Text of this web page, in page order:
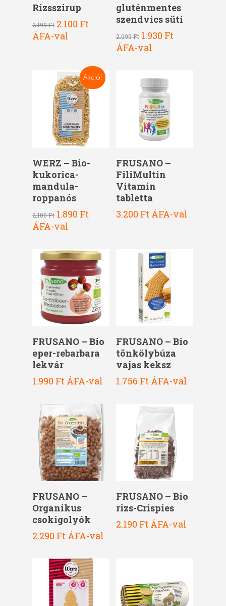
Rizsszirup
2.199Ft Original
price
2.100 FtCurrent
ÁFA-val
gluténmentes
szendvics süti
2.099Ft Original
price
1.930 FtCurrent
ÁFA-val
Akció!
Kosárba Teszem
WERZ – Bio-
kukorica-
mandula-
roppanós
2.100Ft Original
price
1.890 FtCurrent
ÁFA-val
Kosárba Teszem
FRUSANO –
FiliMultin
Vitamin
tabletta
3.200 Ft ÁFA-val
Kosárba Teszem
FRUSANO – Bio
eper-rebarbara
lekvár
1.990 Ft ÁFA-val
Kosárba Teszem
FRUSANO – Bio
tönkölybúza
vajas keksz
1.756 Ft ÁFA-val
Kosárba Teszem
FRUSANO –
Organikus
csokigolyók
2.290 Ft ÁFA-val
Kosárba Teszem
FRUSANO – Bio
rizs-Crispies
2.190 Ft ÁFA-val